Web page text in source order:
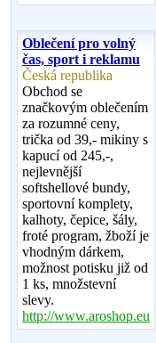
Oblečení pro volný
čas, sport i reklamu
Česká republika
Obchod se
značkovým oblečením
za rozumné ceny,
trička od 39,- mikiny s
kapucí od 245,-,
nejlevnější
softshellové bundy,
sportovní komplety,
kalhoty, čepice, šály,
froté program, žboží je
vhodným dárkem,
možnost potisku již od
1 ks, množstevní
slevy.
http://www.aroshop.eu